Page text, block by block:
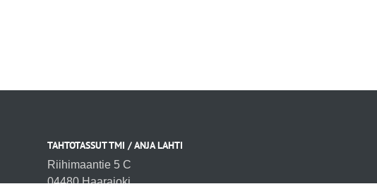
TAHTOTASSUT TMI / ANJA LAHTI
Riihimaantie 5 C
04480 Haarajoki